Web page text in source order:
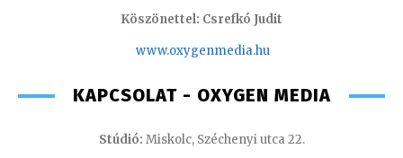
Köszönettel: Csrefkó Judit
www.oxygenmedia.hu
KAPCSOLAT - OXYGEN MEDIA
Stúdió: Miskolc, Széchenyi utca 22.